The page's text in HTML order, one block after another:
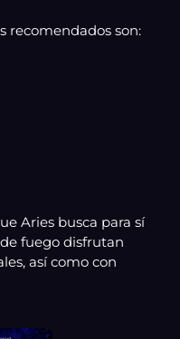
recomendados son:
Aries busca para sí
fuego disfrutan
así como con